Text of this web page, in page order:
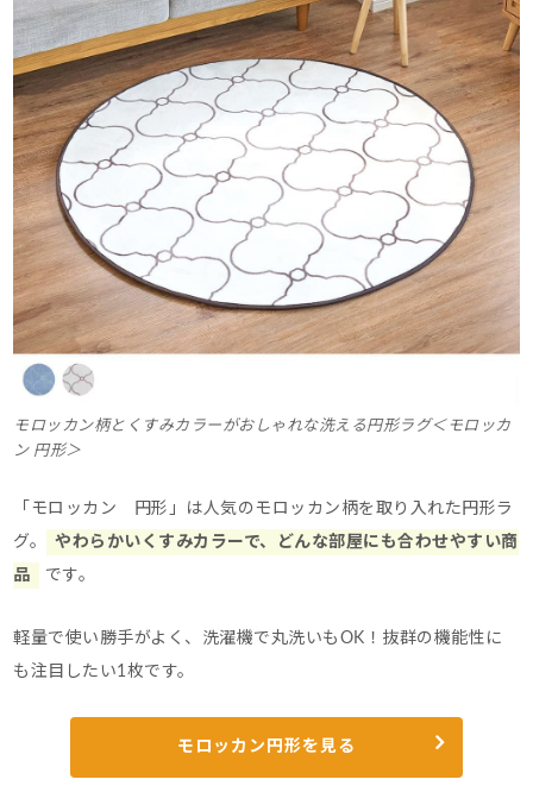
モロッカン柄とくすみカラーがおしゃれな洗える円形ラグ＜モロッカ
ン 円形＞
「モロッカン 円形」は人気のモロッカン柄を取り入れた円形ラ
グ。
やわらかいくすみカラーで、どんな部屋にも合わせやすい商
品
です。
軽量で使い勝手がよく、洗濯機で丸洗いもOK！抜群の機能性に
も注目したい1枚です。
モロッカン円形を見る